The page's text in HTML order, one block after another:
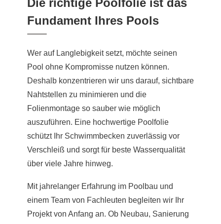
Die richtige Poolfolie ist das
Fundament Ihres Pools
Wer auf Langlebigkeit setzt, möchte seinen
Pool ohne Kompromisse nutzen können.
Deshalb konzentrieren wir uns darauf, sichtbare
Nahtstellen zu minimieren und die
Folienmontage so sauber wie möglich
auszuführen. Eine hochwertige Poolfolie
schützt Ihr Schwimmbecken zuverlässig vor
Verschleiß und sorgt für beste Wasserqualität
über viele Jahre hinweg.
Mit jahrelanger Erfahrung im Poolbau und
einem Team von Fachleuten begleiten wir Ihr
Projekt von Anfang an. Ob Neubau, Sanierung